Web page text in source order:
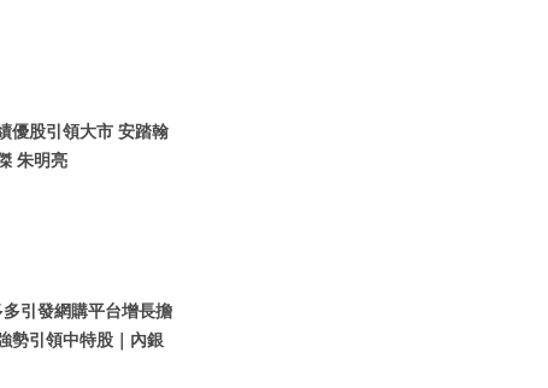
優股引領大市 安踏翰
朱明亮
多引發網購平台增長擔
勢引領中特股｜內銀